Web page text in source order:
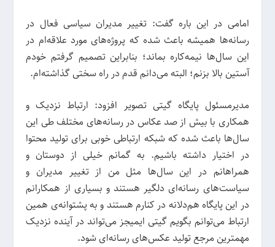
امامی در این باره گفت: تغییر مدیران سیاسی فعال در
رسانه‌ها همیشه باعث شده که پروژه‌های مورد علاقه‌ام در
این سال‌ها نیمه‌کاره بماند؛ بنابراین تصمیم گرفتم خودم
آستین بالا بزنم؛ البته می‌دانم قدم در راه سختی گذاشته‌ام.
مدیرمسئول پایگاه گیتی تصویر افزود: ارتباط نزدیک و
همکاری با بیش از صد عکاس در رسانه‌های مختلف طی این
سال‌ها باعث شده که شبکه ارتباطی خوبی برای تولید محتوا
در اختیار داشته باشیم. به گمانم خیلی از دوستان و
همراهانم در این سال‌ها مثل من از تغییر مدیران و
سیاست‌های رسانه‌ای دلگیر هستند و بسیاری از همکارانم
در این پایگاه هم‌دلانه در کنارم هستند و به پشتوانه‌ی همین
ارتباط می‌توانم بگویم گیتی ایمیجز می‌تواند در آینده نزدیک
مهمترین مرجع تولید عکس‌های رسانه‌ای شود.